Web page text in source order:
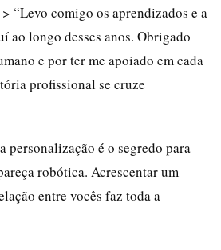
“Levo comigo os aprendizados e a
ao longo desses anos. Obrigado
e por ter me apoiado em cada
profissional se cruze
personalização é o segredo para
robótica. Acrescentar um
entre vocês faz toda a